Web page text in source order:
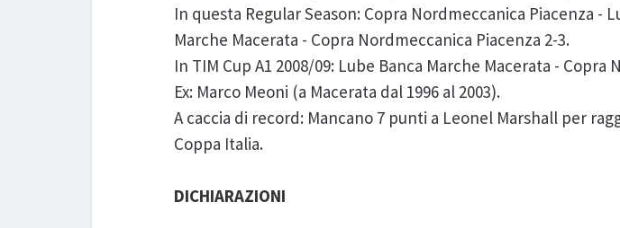
In questa Regular Season: Copra Nordmeccanica Piacenza -
Marche Macerata - Copra Nordmeccanica Piacenza 2-3.
In TIM Cup A1 2008/09: Lube Banca Marche Macerata - Copra
Ex: Marco Meoni (a Macerata dal 1996 al 2003).
A caccia di record: Mancano 7 punti a Leonel Marshall per
Coppa Italia.
DICHIARAZIONI